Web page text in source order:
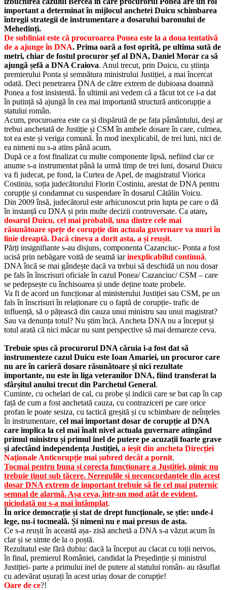
important a determinat în mijlocul anchetei Duicu schimbarea
întregii strategii de instrumentare a dosarului baronului de
Mehedinți.
De subliniat este că procuroarea Ponea este la a doua tentativă
de a ajunge în DNA. Prima oară a fost oprită, pe ultima sută de
metri, chiar de fostul procuror șef al DNA, Daniel Morar ca să
ajungă șefă a DNA Craiova. Anul trecut, prin Duicu, cu știința
premierului Ponta și semnătura ministrului Justiției, a mai încercat
odată. Deci penetrarea DNA de către extrem de dubioasa doamnă
Ponea a fost insistentă. În ultimii ani vedem că a făcut tot ce i-a dat
în putință să ajungă în cea mai importantă structură anticorupție a
statului român.
Acum, procuroarea este ca și dispărută de pe fața pâmântului, deși ar
trebui anchetată de Justiție și CSM în ambele dosare în care, culmea,
tot ea este și veriga comună. În mod inexplicabil, de trei luni, nici de
ea nimeni nu s-a atins până acum.
După ce a fost finalizat cu multe componente lipsă, nefiind clar ce
anume s-a instrumentat până la urmă timp de trei luni, dosarul Duicu
va fi judecat, pe fond, la Curtea de Apel, de magistratul Viorica
Costiniu, soția judecătorului Florin Costiniu, arestat de DNA pentru
corupție și condamnat cu suspendare în dosarul Cătălin Voicu.
Din 2009 însă, judecătorul este arhicunoscut prin lupta pe care o dă
în instanță cu DNA și prin multe decizii controversate. Ca atare,
dosarul Duicu, cel mai probabil, una dintre cele mai
răsunătoare spețe de corupție din actuala guvernare va muri în
linie dreaptă. Dacă cineva a dorit asta, a și reușit.
Părți insignifiante s-au disjuns, componenta Cazanciuc- Ponta a fost
ucisă prin nebăgare voită de seamă iarinexplicabilul continuă.
DNA încă se mai gândește dacă va trebui să deschidă un nou dosar
pe fals în înscrisuri oficiale în cazul Ponea/ Cazanciuc/ CSM – care
se pedepsește cu închisoarea și unde deține toate probele.
Va fi de acord un funcționar al ministerului Justiției sau CSM, pe un
fals în înscrisuri în relaționare cu o faptă de corupție- trafic de
influență, să o pățească din cauza unui ministru sau unui magistrat?
Sau va denunța totul? Nu știm încă. Ancheta DNA nu a început și
totul arată că nici măcar nu sunt perspective să mai demareze ceva.
Trebuie spus că procurorul DNA căruia i-a fost dat să
instrumenteze cazul Duicu este Ioan Amariei, un procuror care
nu are în carieră dosare răsunătoare și nici rezultate
importante, nu este în liga veteranilor DNA, fiind transferat la
sfârșitul anului trecut din Parchetul General.
Cuminte, cu ochelari de cal, cu probe și indicii care se bat cap în cap
față de cum a fost anchetată cauza, cu contraziceri pe care orice
profan le poate sesiza, cu tactică greșită și cu schimbare de neînțeles
în instrumentare, cel mai important dosar de corupție al DNA
care implica la cel mai înalt nivel actuala guvernare atingând
primul ministru și primul inel de putere pe acuzații foarte grave
și afectând independența Justiției, a ieșit din ancheta Direcției
Naționale Anticorupție mai șubred decât a pornit.
Tocmai pentru buna și corecta funcționare a Justiției, nimic nu
trebuie ținut sub tăcere. Neregulile și neconcordanțele din acest
dosar DNA extrem de important trebuie să fie cel mai puternic
semnal de alarmă. Așa ceva, într-un mod atât de evident,
niciodată nu s-a mai întâmplat.
În orice democrație și stat de drept funcționale, se știe: unde-i
lege, nu-i tocmeală. Și nimeni nu e mai presus de asta.
Ce s-a reușit în această așa- zisă anchetă a DNA s-a văzut acum în
clar și se simte de la o poștă.
Rezultatul este fără dubiu: dacă la început au clacat cu toții nervos,
în final, premierul României, candidat la Președinție și ministrul
Justiției- parte a primului inel de putere al statului român- au răsuflat
cu adevărat ușurați în acest uriaș dosar de corupție!
Oare de ce?!